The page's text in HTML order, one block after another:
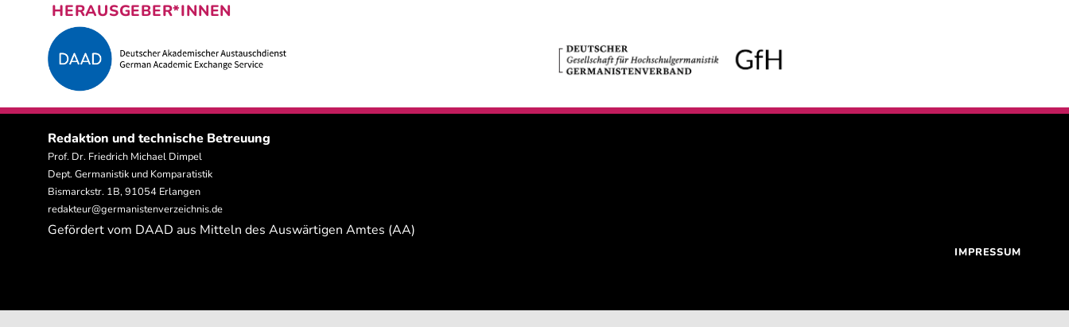
HERAUSGEBER*INNEN
Redaktion und technische Betreuung
Prof. Dr. Friedrich Michael Dimpel
Dept. Germanistik und Komparatistik
Bismarckstr. 1B, 91054 Erlangen
redakteur@germanistenverzeichnis.de
Gefördert vom DAAD aus Mitteln des Auswärtigen Amtes (AA)
IMPRESSUM